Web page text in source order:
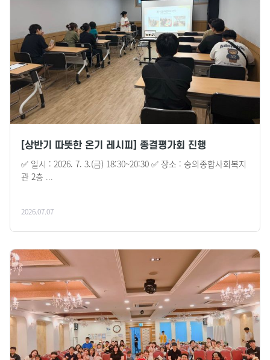
[상반기 따뜻한 온기 레시피] 종결평가회 진행
✅ 일시 : 2026. 7. 3.(금) 18:30~20:30 ✅ 장소 : 숭의종합사회복지
관 2층 ...
2026.07.07